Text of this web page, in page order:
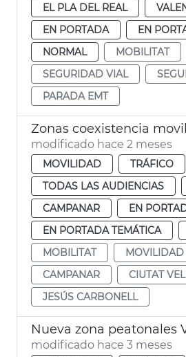
EL PLA DEL REAL
EN PORTADA
EN
NORMAL
MOBILITAT
SEGURIDAD VIAL
PARADA EMT
modificado hace 2 meses
MOVILIDAD
TRÁFICO
TODAS LAS AUDIENCIAS
CAMPANAR
EN
EN PORTADA TEMÁTICA
MOBILITAT
MOVILIDAD
CAMPANAR
CIUTAT
JESÚS CARBONELL
modificado hace 3 meses